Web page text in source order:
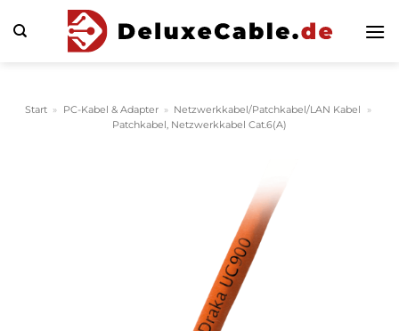
Inhalt
Start » PC-Kabel & Adapter » Netzwerkkabel/Patchkabel/LAN Kabel
»
Patchkabel, Netzwerkkabel Cat.6(A)